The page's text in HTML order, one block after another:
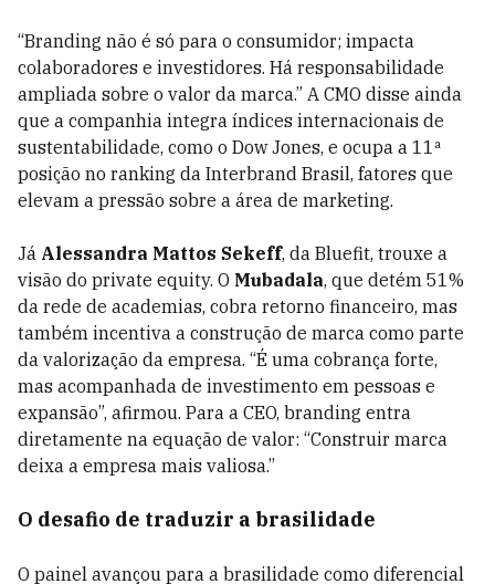
“Branding não é só para o consumidor; impacta
colaboradores e investidores. Há responsabilidade
ampliada sobre o valor da marca.” A CMO disse ainda
que a companhia integra índices internacionais de
sustentabilidade, como o Dow Jones, e ocupa a 11ª
posição no ranking da Interbrand Brasil, fatores que
elevam a pressão sobre a área de marketing.
Já Alessandra Mattos Sekeff, da Bluefit, trouxe a
visão do private equity. O Mubadala, que detém 51%
da rede de academias, cobra retorno financeiro, mas
também incentiva a construção de marca como parte
da valorização da empresa. “É uma cobrança forte,
mas acompanhada de investimento em pessoas e
expansão”, afirmou. Para a CEO, branding entra
diretamente na equação de valor: “Construir marca
deixa a empresa mais valiosa.”
O desafio de traduzir a brasilidade
O painel avançou para a brasilidade como diferencial